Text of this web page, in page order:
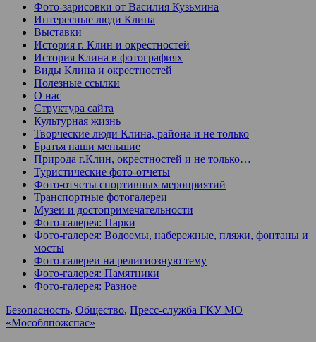
Фото-зарисовки от Василия Кузьмина
Интересные люди Клина
Выставки
История г. Клин и окрестностей
История Клина в фотографиях
Виды Клина и окрестностей
Полезные ссылки
О нас
Структура сайта
Культурная жизнь
Творческие люди Клина, района и не только
Братья наши меньшие
Природа г.Клин, окрестностей и не только…
Туристические фото-отчеты
Фото-отчеты спортивных мероприятий
Транспортные фотогалереи
Музеи и достопримечательности
Фото-галерея: Парки
Фото-галерея: Водоемы, набережные, пляжи, фонтаны и
мосты
Фото-галереи на религиозную тему
Фото-галерея: Памятники
Фото-галерея: Разное
Безопасность, Общество, Пресс-служба ГКУ МО
«Мособлпожспас»